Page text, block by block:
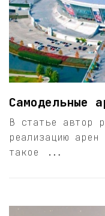
Самодельные
В статье автор
реализацию
такое ...